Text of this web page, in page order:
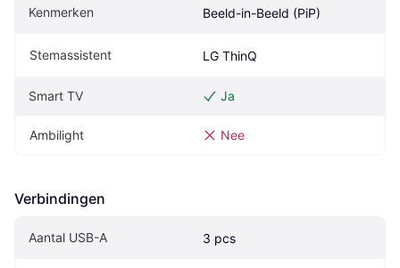
Kenmerken Beeld-in-Beeld (PiP)
Stemassistent LG ThinQ
Smart TV Ja
Ambilight Nee
Verbindingen
Aantal USB-A 3 pcs